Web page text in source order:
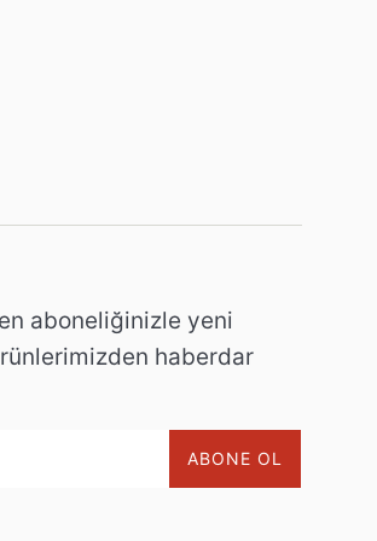
aboneliğinizle yeni
haberdar
ABONE OL